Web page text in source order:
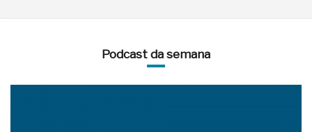
Podcast da semana